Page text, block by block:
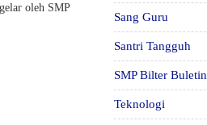
oleh SMP
Sang Guru
Santri Tangguh
SMP Bilter Buletin
Teknologi